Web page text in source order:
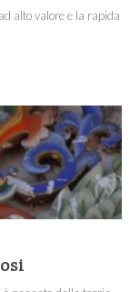
alto valore e la rapida